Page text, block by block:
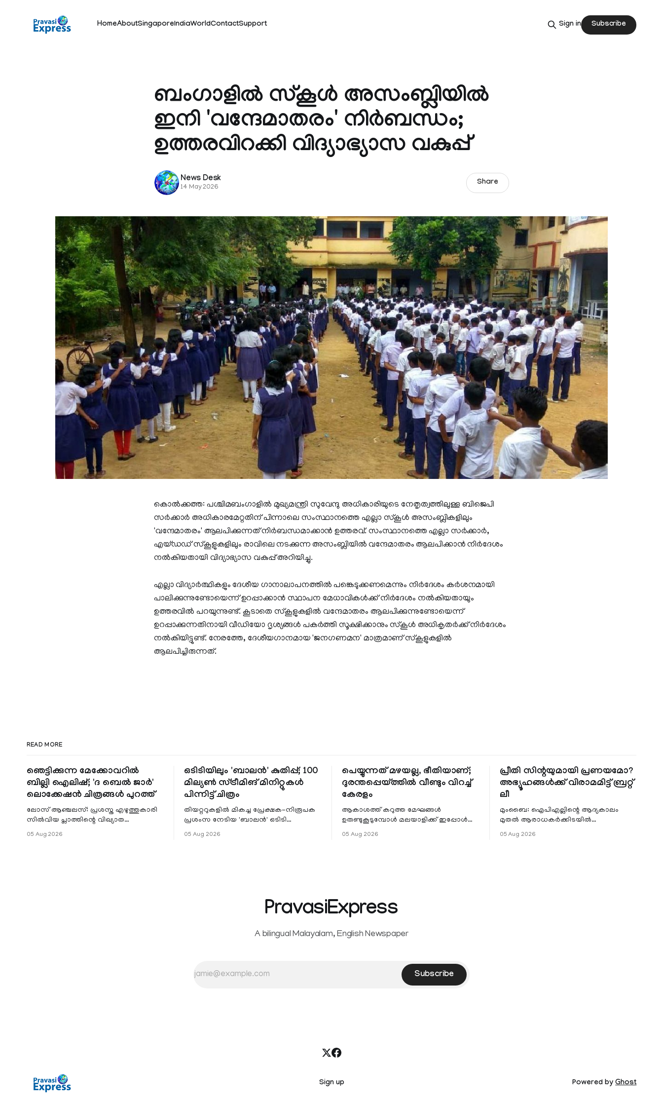
HomeAboutSingaporeIndiaWorldContactSupport Sign in Subscribe
ബം​ഗാളിൽ സ്കൂൾ അസംബ്ലിയിൽ
ഇനി 'വന്ദേമാതരം' നിർബന്ധം;
ഉത്തരവിറക്കി വിദ്യാഭ്യാസ വകുപ്പ്
News Desk
14 May 2026
Share
കൊൽക്കത്ത: പശ്ചിമബംഗാളിൽ മുഖ്യമന്ത്രി സുവേന്ദു അധികാരിയുടെ നേതൃത്വത്തിലുള്ള ബിജെപി
സർക്കാർ അധികാരമേറ്റതിന് പിന്നാലെ സംസ്ഥാനത്തെ എല്ലാ സ്‌കൂൾ അസംബ്ലികളിലും
'വന്ദേമാതരം' ആലപിക്കുന്നത് നിർബന്ധമാക്കാൻ ഉത്തരവ്. സംസ്ഥാനത്തെ എല്ലാ സർക്കാർ,
എയ്ഡഡ് സ്കൂ‌ളുകളിലും രാവിലെ നടക്കുന്ന അസംബ്ലിയിൽ വന്ദേമാതരം ആലപിക്കാൻ നിർദേശം
നൽകിയതായി വിദ്യാഭ്യാസ വകുപ്പ് അറിയിച്ചു.
എല്ലാ വിദ്യാർത്ഥികളും ദേശീയ ഗാനാലാപനത്തിൽ പങ്കെടുക്കണമെന്നും നിർദേശം കർശനമായി
പാലിക്കുന്നുണ്ടോയെന്ന് ഉറപ്പാക്കാൻ സ്ഥാപന മേധാവികൾക്ക് നിർദേശം നൽകിയതായും
ഉത്തരവിൽ പറയുന്നുണ്ട്. കൂടാതെ സ്‌കൂളുകളിൽ വന്ദേമാതരം ആലപിക്കുന്നുണ്ടോയെന്ന്
ഉറപ്പാക്കുന്നതിനായി വീഡിയോ ദൃശ്യങ്ങൾ പകർത്തി സൂക്ഷിക്കാനും സ്കൂൾ അധികൃതർക്ക് നിർദേശം
നൽകിയിട്ടുണ്ട്. നേരത്തേ, ദേശീയഗാനമായ 'ജനഗണമന' മാത്രമാണ് സ്‌കൂളുകളിൽ
ആലപിച്ചിരുന്നത്.
READ MORE
ഞെട്ടിക്കുന്ന മേക്കോവറിൽ
ബില്ലി ഐലിഷ്; 'ദ ബെൽ ജാർ'
ലൊക്കേഷൻ ചിത്രങ്ങൾ പുറത്ത്
ലോസ് ആഞ്ചലസ്: പ്രശസ്ത എഴുത്തുകാരി
സിൽവിയ പ്ലാത്തിന്റെ വിഖ്യാത
ബെൽ ജാർ' എന്ന ചിത്രത്തി
05 Aug 2026
ഒടിടിയിലും 'ബാലൻ' കുതിപ്പ്; 100
മില്യൺ സ്ട്രീമിങ് മിനിറ്റുകൾ
പിന്നിട്ട് ചിത്രം
തിയറ്ററുകളിൽ മികച്ച പ്രേക്ഷക-നിരൂപക
പ്രശംസ നേടിയ 'ബാലൻ' ഒടിടി
തുടരുന്നു. സീ5-ൽ
05 Aug 2026
പെയ്യുന്നത് മഴയല്ല, ഭീതിയാണ്;
ദുരന്തപ്പെയ്ത്തിൽ വീണ്ടും വിറച്ച്
കേരളം
ആകാശത്ത് കറുത്ത മേഘങ്ങൾ
ഉരുണ്ടുകൂടുമ്പോൾ മലയാളിക്ക് ഇപ്പോൾ
വിറയലാണ്. മഴ ഒരുകാലത്ത്
05 Aug 2026
പ്രീതി സിന്റയുമായി പ്രണയമോ?
അഭ്യൂഹങ്ങൾക്ക് വിരാമമിട്ട് ബ്രറ്റ്
ലീ
മുംബൈ: ഐപിഎല്ലിന്റെ ആദ്യകാലം
മുതൽ ആരാധകർക്കിടയിൽ
പ്രണയ അഭ്യൂഹങ്ങൾ തള്ളി മുൻ
05 Aug 2026
PravasiExpress
A bilingual Malayalam, English Newspaper
Subscribe
Sign up Powered byGhost